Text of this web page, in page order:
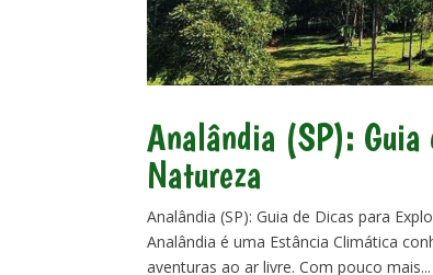
Analândia (SP): Guia
Natureza
Analândia (SP): Guia de Dicas para
Analândia é uma Estância Climática
aventuras ao ar livre. Com pouco mais...